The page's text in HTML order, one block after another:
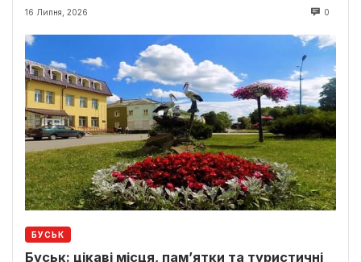
16 Липня, 2026 0
БУСЬК
Буськ: цікаві місця, пам’ятки та туристичні